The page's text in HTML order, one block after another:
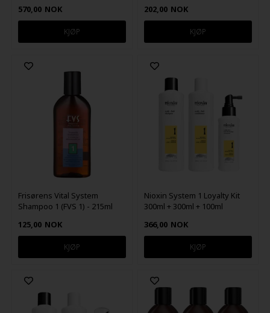
570,00 NOK
202,00 NOK
Frisørens Vital System
Shampoo 1 (FVS 1) - 215ml
125,00 NOK
Nioxin System 1 Loyalty Kit
300ml + 300ml + 100ml
366,00 NOK